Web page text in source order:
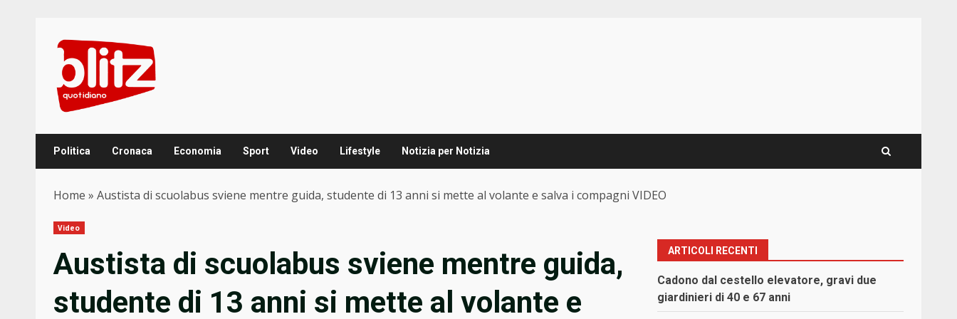
content
Politica Cronaca Economia Sport Video Lifestyle Notizia per Notizia
Home » Austista di scuolabus sviene mentre guida, studente di 13 anni si mette al volante e salva i compagni VIDEO
Video
Austista di scuolabus sviene mentre guida,
studente di 13 anni si mette al volante e
ARTICOLI RECENTI
Cadono dal cestello elevatore, gravi due
giardinieri di 40 e 67 anni